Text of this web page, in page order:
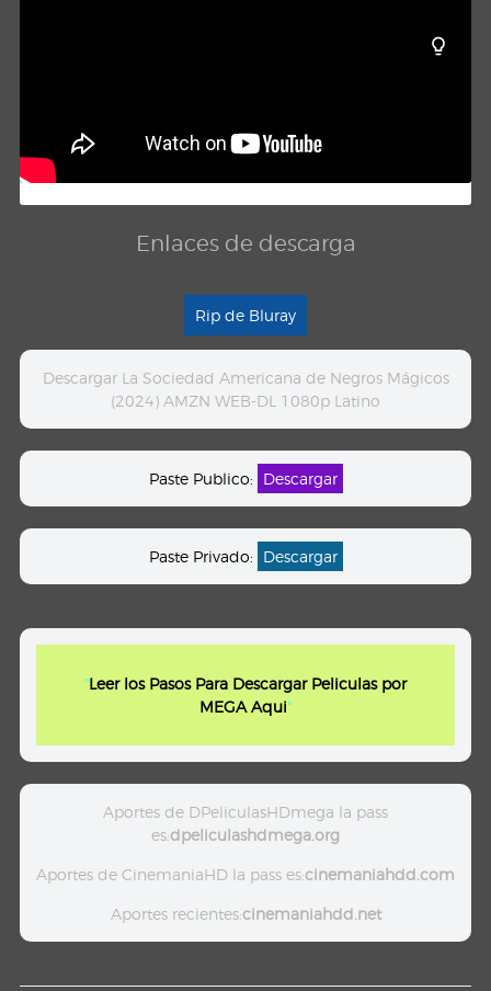
Enlaces de descarga
Rip de Bluray
Descargar La Sociedad Americana de Negros Mágicos
(2024) AMZN WEB-DL 1080p Latino
Paste Publico: Descargar
Paste Privado: Descargar
"Leer los Pasos Para Descargar Peliculas por
MEGA Aqui"
Aportes de DPeliculasHDmega la pass
es:dpeliculashdmega.org
Aportes de CinemaniaHD la pass es:cinemaniahdd.com
Aportes recientes:cinemaniahdd.net